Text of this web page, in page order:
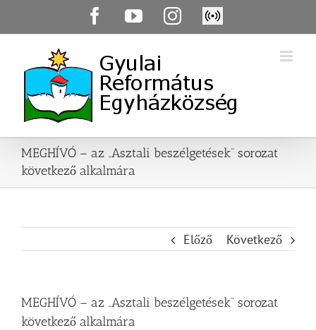
FacebookYouTubeInstagram
Élő
közvetítés
MEGHÍVÓ – az „Asztali beszélgetések” sorozat
következő alkalmára
Előző Következő
MEGHÍVÓ – az „Asztali beszélgetések” sorozat
következő alkalmára